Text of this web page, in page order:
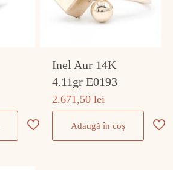
Inel Aur 14K
4.11gr E0193
2.671,50lei
Adaugă în coș